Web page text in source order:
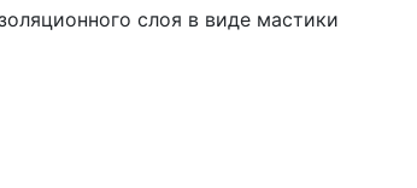
слоя в виде мастики